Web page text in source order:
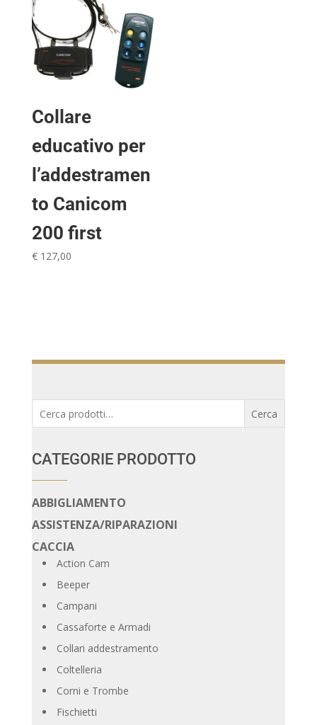
Collare
educativo per
l’addestramen
to Canicom
200 first
€127,00
Cerca
CATEGORIE PRODOTTO
ABBIGLIAMENTO
ASSISTENZA/RIPARAZIONI
CACCIA
Action Cam
Beeper
Campani
Cassaforte e Armadi
Collari addestramento
Coltelleria
Corni e Trombe
Fischietti